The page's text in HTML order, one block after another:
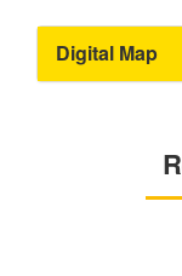
Digital Map